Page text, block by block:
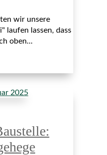
wir unsere
laufen lassen, dass
oben...